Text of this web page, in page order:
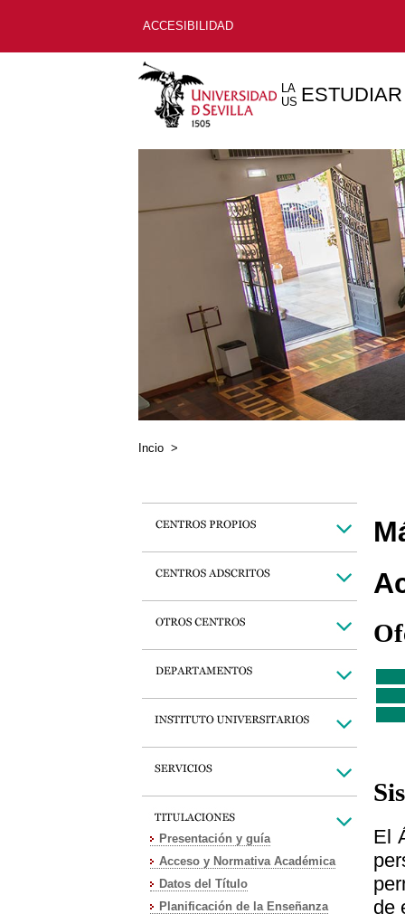
ACCESIBILIDAD
LA
US ESTUDIAR
Incio >
Presentación y guía
Acceso y Normativa Académica
Datos del Título
Planificación de la Enseñanza
El
de